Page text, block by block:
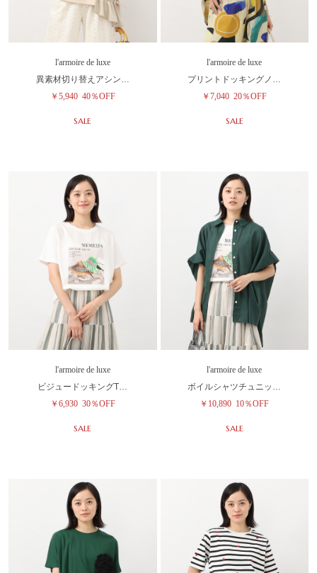
l'armoire de luxe
異素材切り替えアシン…
￥5,940 40％OFF
SALE
l'armoire de luxe
プリントドッキングノ…
￥7,040 20％OFF
SALE
l'armoire de luxe
ビジュードッキングT…
￥6,930 30％OFF
SALE
l'armoire de luxe
ボイルシャツチュニッ…
￥10,890 10％OFF
SALE